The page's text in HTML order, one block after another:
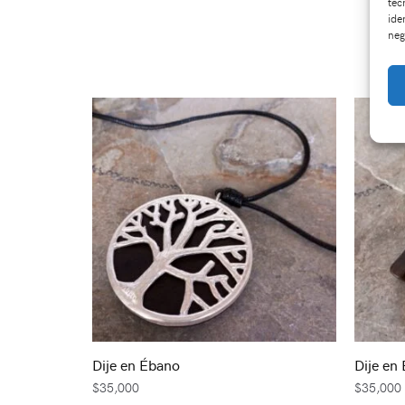
Dije en Ébano
$35,000
Dije en
$35,000